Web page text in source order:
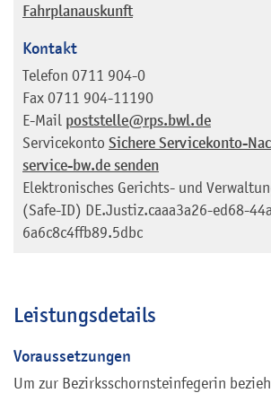
Fahrplanauskunft
Kontakt
Telefon 0711 904-0
Fax 0711 904-11190
E-Mail poststelle@rps.bwl.de
Servicekonto Sichere Servicekonto-
service-bw.de senden
Elektronisches Gerichts- und
(Safe-ID) DE.Justiz.caaa3a26-ed68-
6a6c8c4ffb89.5dbc
Leistungsdetails
Voraussetzungen
Um zur Bezirksschornsteinfegerin